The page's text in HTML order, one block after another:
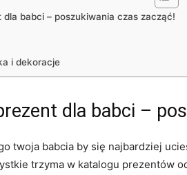
dla babci – poszukiwania czas zacząć!
i dekoracje
dla babci –
twoja babcia by się najbardziej
trzyma w katalogu prezentów